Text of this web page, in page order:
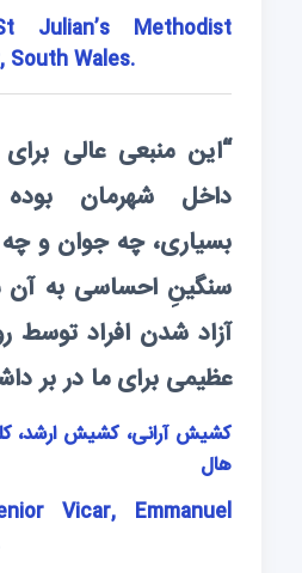
Julian’s Methodist
South Wales.
“این منبعی عالی
داخل شهرمان بوده
بسیاری، چه جوان و
سنگینِ احساسی به آن
آزاد شدن افراد توسط
عظیمی برای ما در بر
کشیش آرانی، کشیش ارشد،
هال
Vicar, Emmanuel